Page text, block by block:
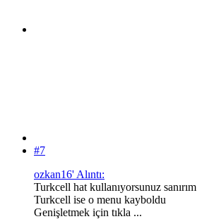
#7
ozkan16' Alıntı:
Turkcell hat kullanıyorsunuz sanırım
Turkcell ise o menu kayboldu
Genişletmek için tıkla ...